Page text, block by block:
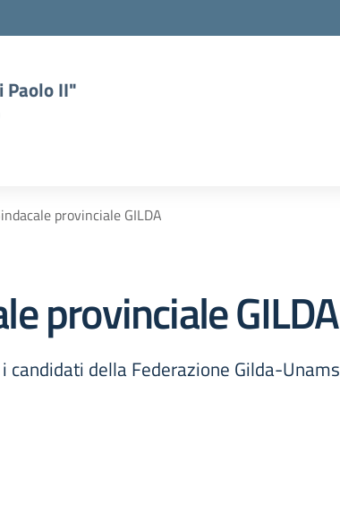
Paolo II"
provinciale GILDA
provinciale GILDA
candidati della Federazione Gilda-Unams